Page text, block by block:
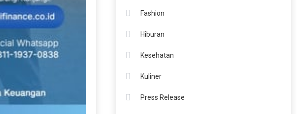
Fashion
Hiburan
Kesehatan
Kuliner
Press Release